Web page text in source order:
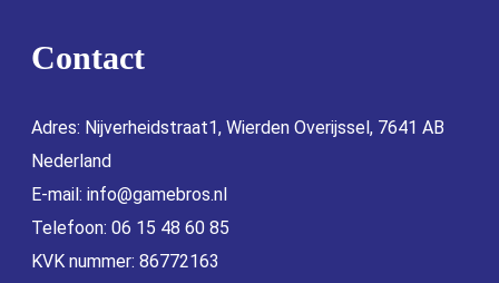
Contact
Adres: Nijverheidstraat1, Wierden Overijssel, 7641 AB
Nederland
E-mail: info@gamebros.nl
Telefoon: 06 15 48 60 85
KVK nummer: 86772163